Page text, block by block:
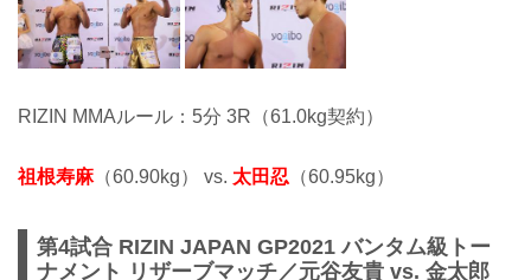
RIZIN MMAルール：5分 3R（61.0kg契約）
祖根寿麻（60.90kg） vs. 太田忍 （60.95kg）
第4試合 RIZIN JAPAN GP2021 バンタム級トー
ナメント リザーブマッチ／元谷友貴 vs. 金太郎